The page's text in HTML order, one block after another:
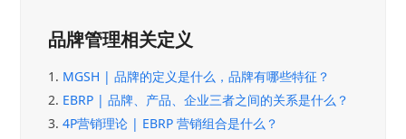
品牌管理相关定义
1. MGSH | 品牌的定义是什么，品牌有哪些特征？
2. EBRP | 品牌、产品、企业三者之间的关系是什么？
3. 4P营销理论 | EBRP 营销组合是什么？